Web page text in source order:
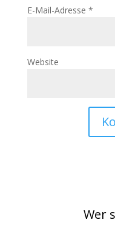
E-Mail-Adresse *
Website
Wer